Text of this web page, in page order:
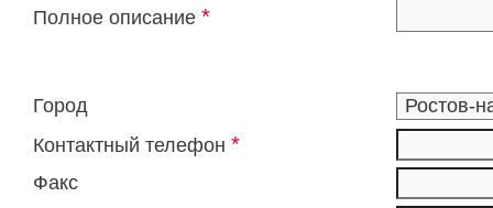
Полное описание *
Город
Контактный телефон *
Факс